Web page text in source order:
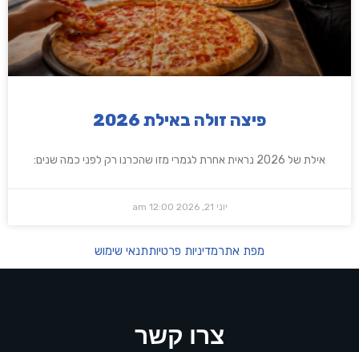
פיצה זולה באילת 2026
אילת של 2026 נראית אחרת לגמרי מזו שהכרנו רק לפני כמה שנים:
יוני 21, 2026 12:00 am
מפת אתרמדיניות פרטיותתנאי שימוש
צרו קשר